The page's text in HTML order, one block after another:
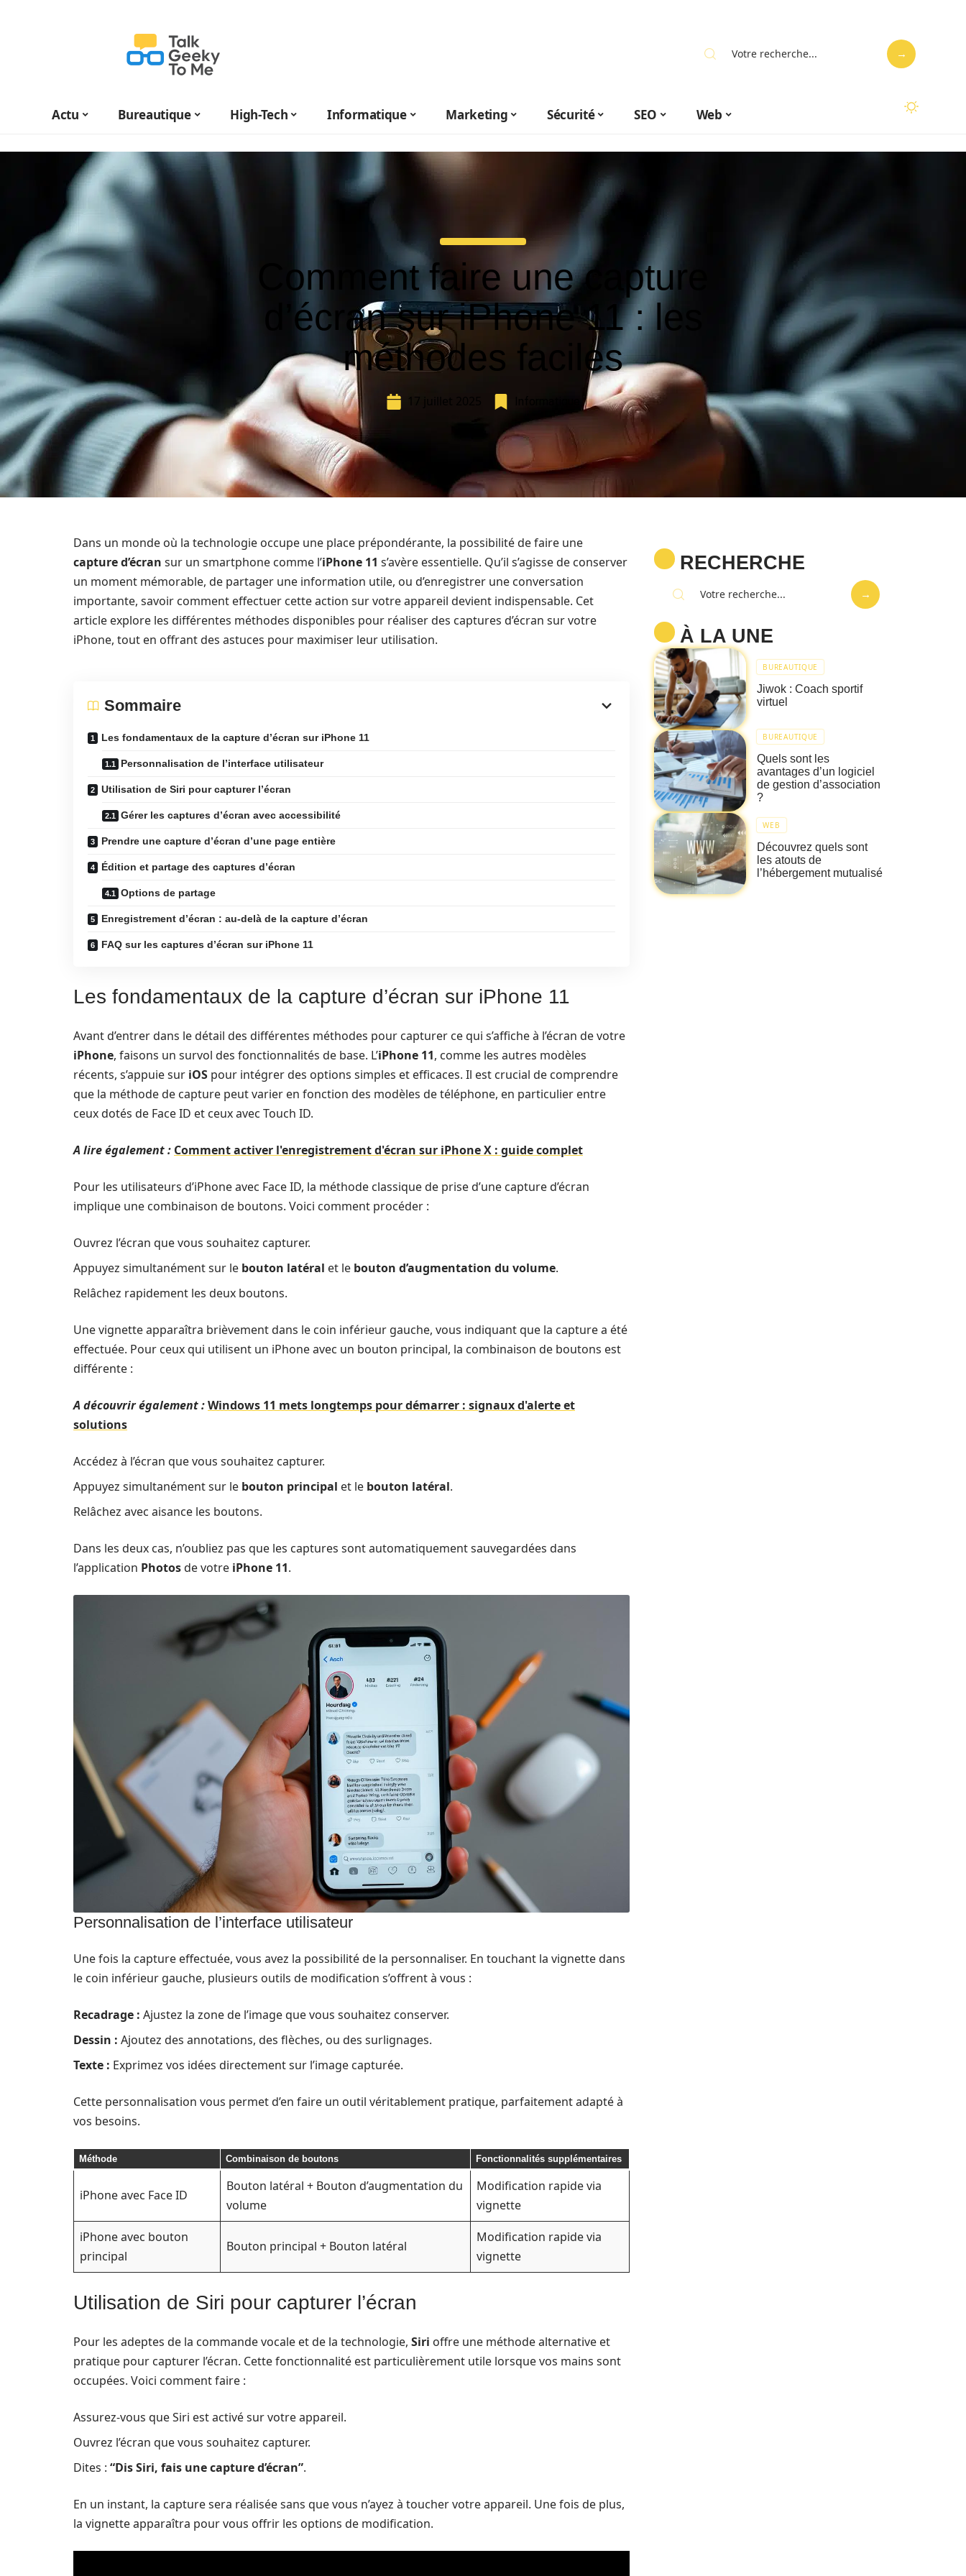
Actu Bureautique High-Tech Informatique Marketing Sécurité SEO Web
Comment faire une capture
d’écran sur iPhone 11 : les
méthodes faciles
17 juillet 2025
Dans un monde où la technologie occupe une place prépondérante, la possibilité de faire une
capture d’écran sur un smartphone comme l’iPhone 11 s’avère essentielle. Qu’il s’agisse de conserver
un moment mémorable, de partager une information utile, ou d’enregistrer une conversation
importante, savoir comment effectuer cette action sur votre appareil devient indispensable. Cet
article explore les différentes méthodes disponibles pour réaliser des captures d’écran sur votre
iPhone, tout en offrant des astuces pour maximiser leur utilisation.
Sommaire
Les fondamentaux de la capture d’écran sur iPhone 11
Personnalisation de l’interface utilisateur
Utilisation de Siri pour capturer l’écran
Gérer les captures d’écran avec accessibilité
Prendre une capture d’écran d’une page entière
Édition et partage des captures d’écran
Options de partage
Enregistrement d’écran : au-delà de la capture d’écran
FAQ sur les captures d’écran sur iPhone 11
Les fondamentaux de la capture d’écran sur iPhone 11
Avant d’entrer dans le détail des différentes méthodes pour capturer ce qui s’affiche à l’écran de votre
iPhone, faisons un survol des fonctionnalités de base. L’iPhone 11, comme les autres modèles
récents, s’appuie sur iOS pour intégrer des options simples et efficaces. Il est crucial de comprendre
que la méthode de capture peut varier en fonction des modèles de téléphone, en particulier entre
ceux dotés de Face ID et ceux avec Touch ID.
A lire également : Comment activer l'enregistrement d'écran sur iPhone X : guide complet
Pour les utilisateurs d’iPhone avec Face ID, la méthode classique de prise d’une capture d’écran
implique une combinaison de boutons. Voici comment procéder :
Ouvrez l’écran que vous souhaitez capturer.
Appuyez simultanément sur le bouton latéral et le bouton d’augmentation du volume.
Relâchez rapidement les deux boutons.
Une vignette apparaîtra brièvement dans le coin inférieur gauche, vous indiquant que la capture a été
effectuée. Pour ceux qui utilisent un iPhone avec un bouton principal, la combinaison de boutons est
différente :
A découvrir également :Windows 11 mets longtemps pour démarrer : signaux d'alerte et
solutions
Accédez à l’écran que vous souhaitez capturer.
Appuyez simultanément sur le bouton principal et le bouton latéral.
Relâchez avec aisance les boutons.
Dans les deux cas, n’oubliez pas que les captures sont automatiquement sauvegardées dans
l’application Photosde votre iPhone 11.
Personnalisation de l’interface utilisateur
Une fois la capture effectuée, vous avez la possibilité de la personnaliser. En touchant la vignette dans
le coin inférieur gauche, plusieurs outils de modification s’offrent à vous :
Recadrage : Ajustez la zone de l’image que vous souhaitez conserver.
Dessin : Ajoutez des annotations, des flèches, ou des surlignages.
Texte : Exprimez vos idées directement sur l’image capturée.
Cette personnalisation vous permet d’en faire un outil véritablement pratique, parfaitement adapté à
vos besoins.
Méthode Combinaison de boutons Fonctionnalités supplémentaires
iPhone avec Face ID
Bouton latéral + Bouton d’augmentation du
volume
Modification rapide via
vignette
iPhone avec bouton
principal
Bouton principal + Bouton latéral
Modification rapide via
vignette
Utilisation de Siri pour capturer l’écran
Pour les adeptes de la commande vocale et de la technologie, Siri offre une méthode alternative et
pratique pour capturer l’écran. Cette fonctionnalité est particulièrement utile lorsque vos mains sont
occupées. Voici comment faire :
Assurez-vous que Siri est activé sur votre appareil.
Ouvrez l’écran que vous souhaitez capturer.
Dites : “Dis Siri, fais une capture d’écran”.
En un instant, la capture sera réalisée sans que vous n’ayez à toucher votre appareil. Une fois de plus,
la vignette apparaîtra pour vous offrir les options de modification.
RECHERCHE
À LA UNE
BUREAUTIQUE
Jiwok : Coach sportif
virtuel
BUREAUTIQUE
Quels sont les
avantages d’un logiciel
de gestion d’association
?
WEB
Découvrez quels sont
les atouts de
l’hébergement mutualisé